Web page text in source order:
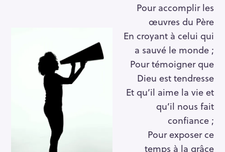
Pour accomplir les
œuvres du Père
En croyant à celui qui
a sauvé le monde ;
Pour témoigner que
Dieu est tendresse
Et qu’il aime la vie et
qu’il nous fait
confiance ;
Pour exposer ce
temps à la grâce